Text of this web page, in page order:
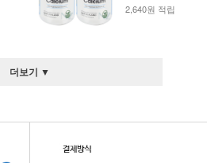
2,640원 적립
더보기 ▼